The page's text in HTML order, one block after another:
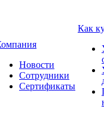
Новости
Сотрудники
Сертификаты
Как